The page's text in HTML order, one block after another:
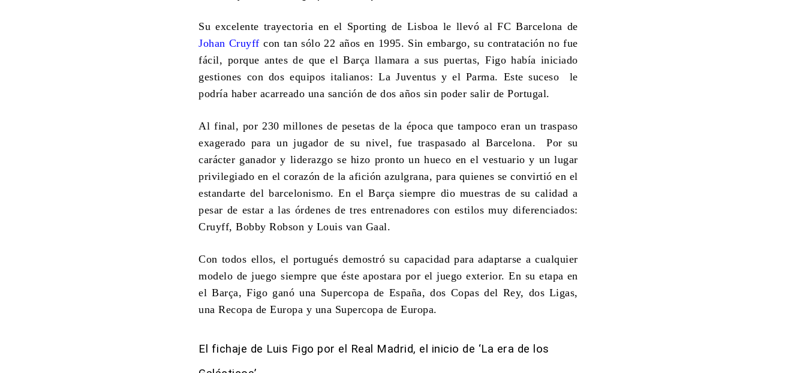
Su excelente trayectoria en el Sporting de Lisboa le llevó al FC Barcelona de
Johan Cruyff con tan sólo 22 años en 1995. Sin embargo, su contratación no fue
fácil, porque antes de que el Barça llamara a sus puertas, Figo había iniciado
gestiones con dos equipos italianos: La Juventus y el Parma. Este suceso le
podría haber acarreado una sanción de dos años sin poder salir de Portugal.
Al final, por 230 millones de pesetas de la época que tampoco eran un traspaso
exagerado para un jugador de su nivel, fue traspasado al Barcelona. Por su
carácter ganador y liderazgo se hizo pronto un hueco en el vestuario y un lugar
privilegiado en el corazón de la afición azulgrana, para quienes se convirtió en el
estandarte del barcelonismo. En el Barça siempre dio muestras de su calidad a
pesar de estar a las órdenes de tres entrenadores con estilos muy diferenciados:
Cruyff, Bobby Robson y Louis van Gaal.
Con todos ellos, el portugués demostró su capacidad para adaptarse a cualquier
modelo de juego siempre que éste apostara por el juego exterior. En su etapa en
el Barça, Figo ganó una Supercopa de España, dos Copas del Rey, dos Ligas,
una Recopa de Europa y una Supercopa de Europa.
El fichaje de Luis Figo por el Real Madrid, el inicio de ‘La era de los